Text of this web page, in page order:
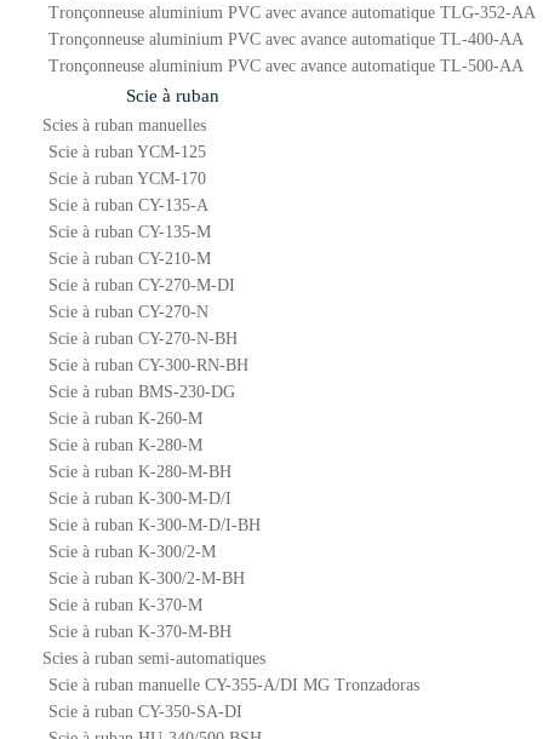
Tronçonneuse aluminium PVC avec avance automatique TLG-352-AA
Tronçonneuse aluminium PVC avec avance automatique TL-400-AA
Tronçonneuse aluminium PVC avec avance automatique TL-500-AA
Scie à ruban
Scies à ruban manuelles
Scie à ruban YCM-125
Scie à ruban YCM-170
Scie à ruban CY-135-A
Scie à ruban CY-135-M
Scie à ruban CY-210-M
Scie à ruban CY-270-M-DI
Scie à ruban CY-270-N
Scie à ruban CY-270-N-BH
Scie à ruban CY-300-RN-BH
Scie à ruban BMS-230-DG
Scie à ruban K-260-M
Scie à ruban K-280-M
Scie à ruban K-280-M-BH
Scie à ruban K-300-M-D/I
Scie à ruban K-300-M-D/I-BH
Scie à ruban K-300/2-M
Scie à ruban K-300/2-M-BH
Scie à ruban K-370-M
Scie à ruban K-370-M-BH
Scies à ruban semi-automatiques
Scie à ruban manuelle CY-355-A/DI MG Tronzadoras
Scie à ruban CY-350-SA-DI